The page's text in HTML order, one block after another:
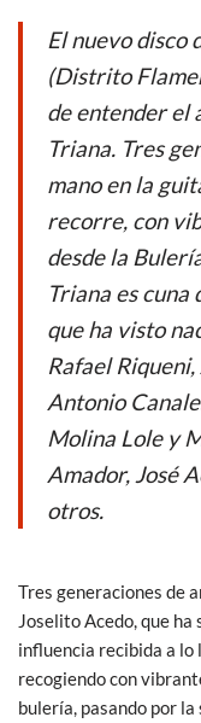
e
b
o
o
k
itt
er
at
s
A
p
p
El nuevo disco
(Distrito
de entender el
Triana. Tres
mano en la
recorre, con
desde la
Triana es
que ha visto
Rafael
Antonio
Molina Lole y
Amador, José
otros.
Tres generaciones de
Joselito Acedo, que
influencia recibida a lo
recogiendo con
bulería, pasando por